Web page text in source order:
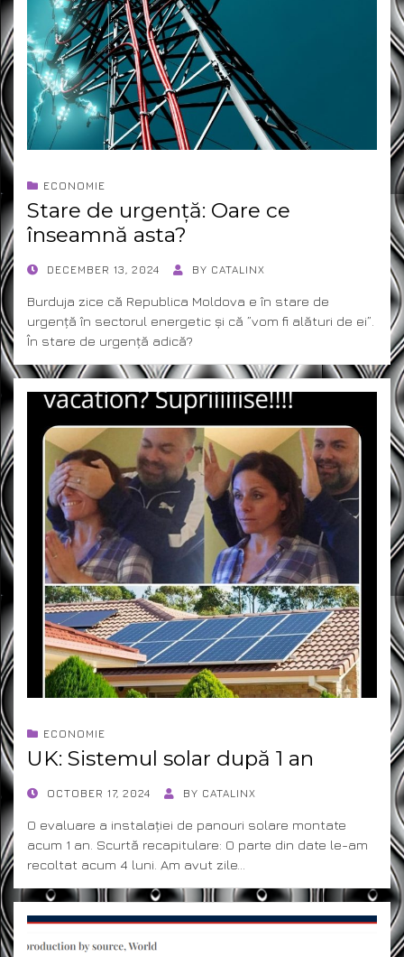
ECONOMIE
Stare de urgență: Oare ce
înseamnă asta?
POSTEDDECEMBER 13, 2024 BY CATALINX
Burduja zice că Republica Moldova e în stare de
urgență în sectorul energetic și că ”vom fi alături de ei”.
În stare de urgență adică?
ECONOMIE
UK: Sistemul solar după 1 an
POSTEDOCTOBER 17, 2024 BY CATALINX
O evaluare a instalației de panouri solare montate
acum 1 an. Scurtă recapitulare: O parte din date le-am
recoltat acum 4 luni. Am avut zile…